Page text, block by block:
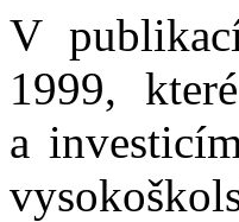
V
1999,
a